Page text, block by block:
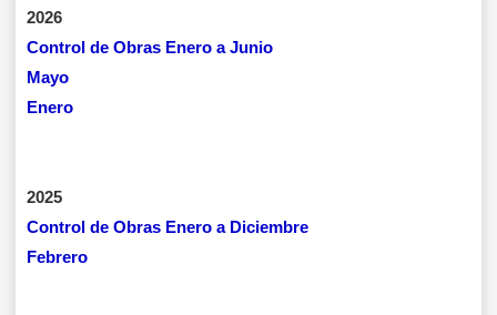
2026
Control de Obras Enero a Junio
Mayo
Enero
2025
Control de Obras Enero a Diciembre
Febrero